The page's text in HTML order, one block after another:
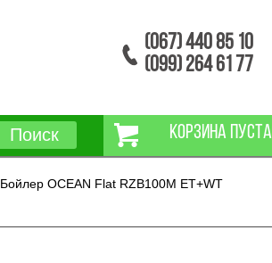
(067) 440 85 10
(099) 264 61 77
Поиск КОРЗИНА ПУСТА
Бойлер OCEAN Flat RZB100M ET+WT